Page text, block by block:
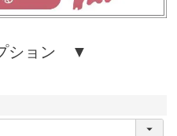
ション ▼